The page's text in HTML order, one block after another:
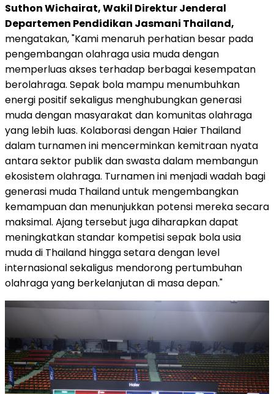
Suthon Wichairat, Wakil Direktur Jenderal
Departemen Pendidikan Jasmani Thailand,
mengatakan, "Kami menaruh perhatian besar pada
pengembangan olahraga usia muda dengan
memperluas akses terhadap berbagai kesempatan
berolahraga. Sepak bola mampu menumbuhkan
energi positif sekaligus menghubungkan generasi
muda dengan masyarakat dan komunitas olahraga
yang lebih luas. Kolaborasi dengan Haier Thailand
dalam turnamen ini mencerminkan kemitraan nyata
antara sektor publik dan swasta dalam membangun
ekosistem olahraga. Turnamen ini menjadi wadah bagi
generasi muda Thailand untuk mengembangkan
kemampuan dan menunjukkan potensi mereka secara
maksimal. Ajang tersebut juga diharapkan dapat
meningkatkan standar kompetisi sepak bola usia
muda di Thailand hingga setara dengan level
internasional sekaligus mendorong pertumbuhan
olahraga yang berkelanjutan di masa depan."